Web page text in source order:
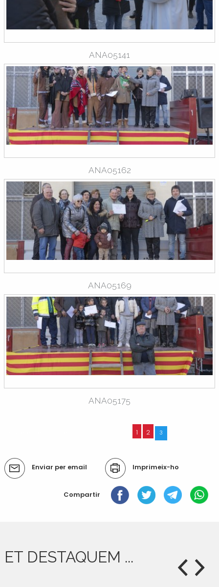
ANA05141
ANA05162
ANA05169
ANA05175
1 2 3
Accions
del
Enviar per email Imprimeix-ho
Compartir
ET DESTAQUEM ...